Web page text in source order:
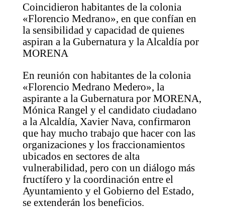
Coincidieron habitantes de la colonia
«Florencio Medrano», en que confían en
la sensibilidad y capacidad de quienes
aspiran a la Gubernatura y la Alcaldía por
MORENA
En reunión con habitantes de la colonia
«Florencio Medrano Medero», la
aspirante a la Gubernatura por MORENA,
Mónica Rangel y el candidato ciudadano
a la Alcaldía, Xavier Nava, confirmaron
que hay mucho trabajo que hacer con las
organizaciones y los fraccionamientos
ubicados en sectores de alta
vulnerabilidad, pero con un diálogo más
fructífero y la coordinación entre el
Ayuntamiento y el Gobierno del Estado,
se extenderán los beneficios.